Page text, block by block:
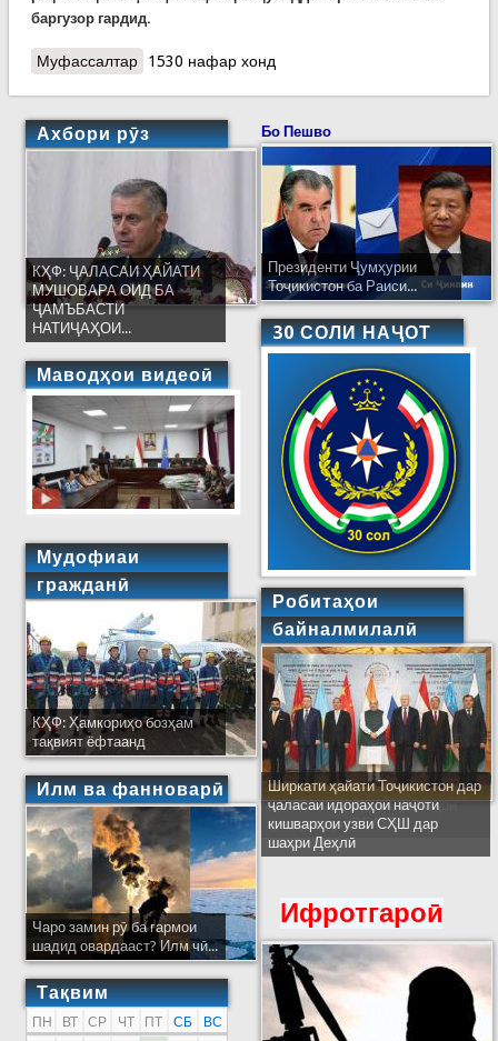
баргузор гардид.
Муфассалтаро Рӯзи мудофиаи гражданӣ дар шаҳри Душанбе
1530 нафар хонд
Ахбори рӯз
КҲФ: ҶАЛАСАИ ҲАЙАТИ
МУШОВАРА ОИД БА
ҶАМЪБАСТИ
НАТИҶАҲОИ...
Маводҳои видеоӣ
Мудофиаи
гражданӣ
КҲФ: Ҳамкориҳо бозҳам
тақвият ёфтаанд
Илм ва фанноварӣ
Чаро замин рӯ ба гармои
шадид овардааст? Илм чӣ...
Тақвим
ПН ВТ СР ЧТ ПТ СБ
ВС
Бо Пешво
Президенти Ҷумҳурии
Тоҷикистон ба Раиси...
30 СОЛИ НАҶОТ
Робитаҳои
байналмилалӣ
Ширкати ҳайати Тоҷикистон дар
ҷаласаи идораҳои наҷоти
кишварҳои узви СҲШ дар
шаҳри Деҳлӣ
Ифротгароӣ